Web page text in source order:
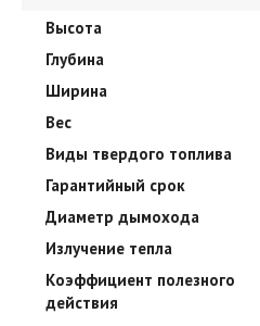
Высота
Глубина
Ширина
Вес
Виды твердого топлива
Гарантийный срок
Диаметр дымохода
Излучение тепла
Коэффициент полезного
действия